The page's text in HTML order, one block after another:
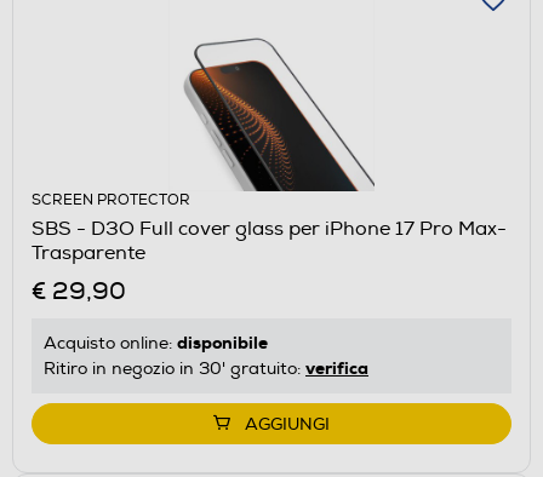
SCREEN PROTECTOR
SBS - D3O Full cover glass per iPhone 17 Pro Max-
Trasparente
€ 29,90
Acquisto online: disponibile
Ritiro in negozio in 30' gratuito: verifica
AGGIUNGI